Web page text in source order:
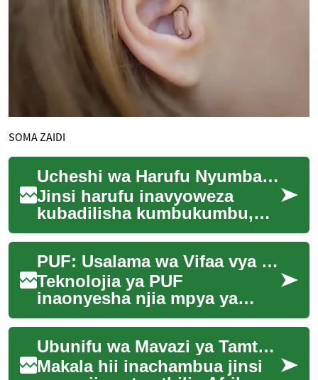
SOMA ZAIDI
Ucheshi wa Harufu Nyumbani: Sanaa ya Kuunda Mazingira
Jinsi harufu inavyoweza
kubadilisha kumbukumbu,
hali ya hisia, na mwonekano
wa chumba inastarehesha
wazo. Nimejaribu ...
PUF: Usalama wa Vifaa vya Kielektroniki
Teknolojia ya PUF
inaonyesha njia mpya ya
kuthibitisha vifaa bila
kufuatilia data za kibinafsi.
Inategemea kasoro ndo...
Ubunifu wa Mavazi ya Tamthilia kwa Vifaa vya AI
Makala hii inachambua jinsi